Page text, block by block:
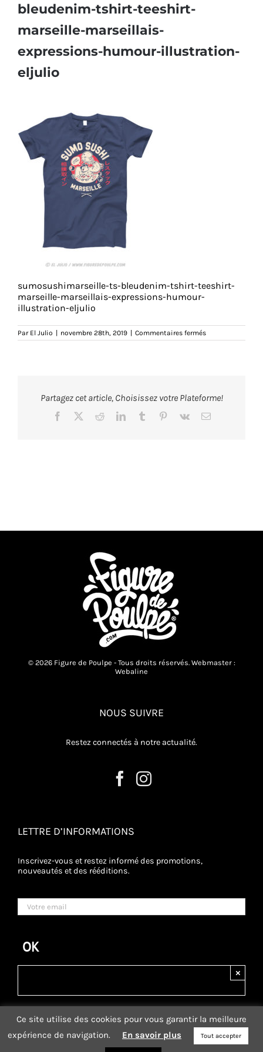
bleudenim-tshirt-teeshirt-
marseille-marseillais-
expressions-humour-illustration-
eljulio
sumosushimarseille-ts-bleudenim-tshirt-teeshirt-
marseille-marseillais-expressions-humour-
illustration-eljulio
Par El Julio novembre 28th, 2019 Commentaires ferméssur
expressions-
illustration-
Partagez cet article, Choisissez votre Plateforme!
Facebook RedditLinkedInTumblr Pinterest
Vk Email
© 2026 Figure de Poulpe - Tous droits réservés. Webmaster :
Webaline
NOUS SUIVRE
Restez connectés à notre actualité.
LETTRE D’INFORMATIONS
Inscrivez-vous et restez informé des promotions,
nouveautés et des rééditions.
×
Ce site utilise des cookies pour vous garantir la meilleure
expérience de navigation. En savoir plus Tout accepter